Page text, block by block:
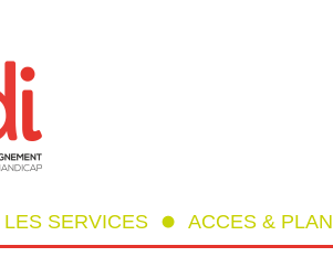
LES SERVICES ACCES & PLAN